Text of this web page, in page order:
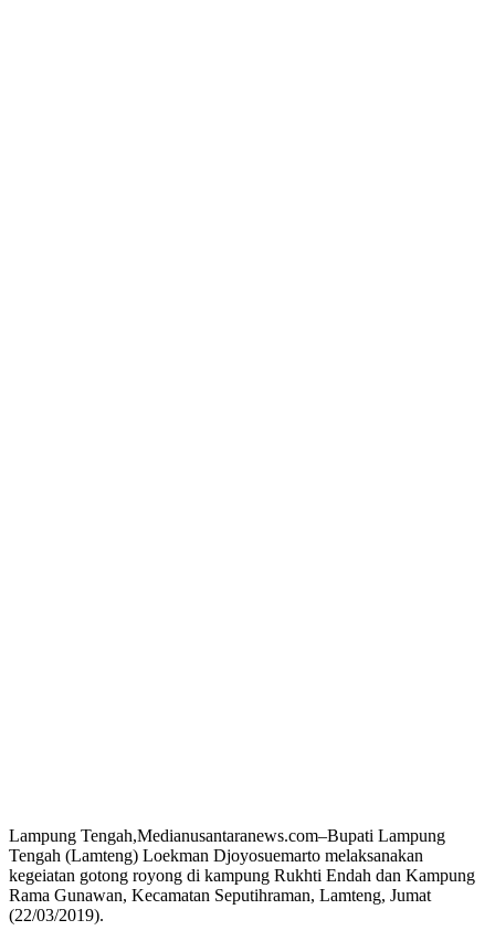
Lampung Tengah,Medianusantaranews.com–Bupati Lampung
Tengah (Lamteng) Loekman Djoyosuemarto melaksanakan
kegeiatan gotong royong di kampung Rukhti Endah dan Kampung
Rama Gunawan, Kecamatan Seputihraman, Lamteng, Jumat
(22/03/2019).